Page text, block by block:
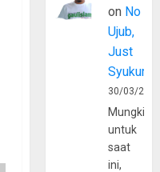
on No
Ujub,
Just
Syukur
30/03/
Mungkin
untuk
saat
ini,